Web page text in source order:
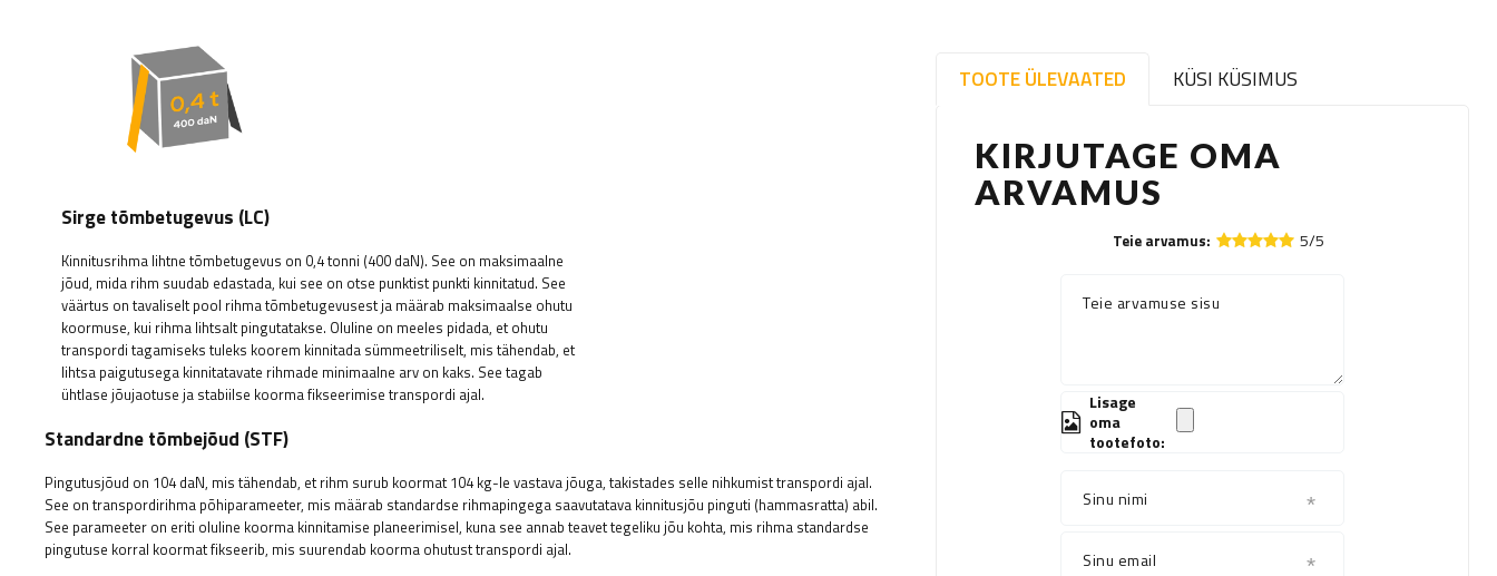
TOOTE ÜLEVAATED KÜSI KÜSIMUS
KIRJUTAGE OMA
ARVAMUS
Teie arvamus: 5/5
Teie arvamuse sisu
Lisage
oma
tootefoto:
Sinu nimi
Sinu email
Sirge tõmbetugevus (LC)
Kinnitusrihma lihtne tõmbetugevus on 0,4 tonni (400 daN). See on maksimaalne
jõud, mida rihm suudab edastada, kui see on otse punktist punkti kinnitatud. See
väärtus on tavaliselt pool rihma tõmbetugevusest ja määrab maksimaalse ohutu
koormuse, kui rihma lihtsalt pingutatakse. Oluline on meeles pidada, et ohutu
transpordi tagamiseks tuleks koorem kinnitada sümmeetriliselt, mis tähendab, et
lihtsa paigutusega kinnitatavate rihmade minimaalne arv on kaks. See tagab
ühtlase jõujaotuse ja stabiilse koorma fikseerimise transpordi ajal.
Standardne tõmbejõud (STF)
Pingutusjõud on 104 daN, mis tähendab, et rihm surub koormat 104 kg-le vastava jõuga, takistades selle nihkumist transpordi ajal.
See on transpordirihma põhiparameeter, mis määrab standardse rihmapingega saavutatava kinnitusjõu pinguti (hammasratta) abil.
See parameeter on eriti oluline koorma kinnitamise planeerimisel, kuna see annab teavet tegeliku jõu kohta, mis rihma standardse
pingutuse korral koormat fikseerib, mis suurendab koorma ohutust transpordi ajal.